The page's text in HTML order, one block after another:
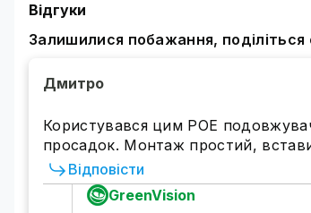
Відгуки
Залишилися побажання, поділіться
Дмитро
Користувався цим POE
просадок. Монтаж простий,
Відповісти
GreenVision